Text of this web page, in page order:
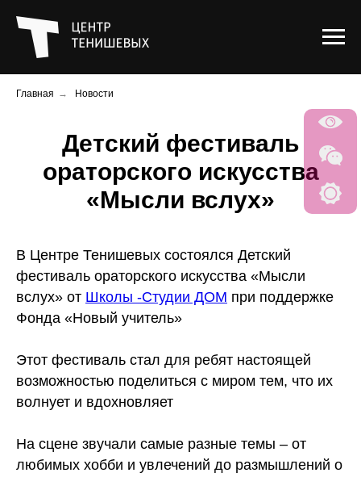
Главная → Новости
Детский фестиваль
ораторского искусства
«Мысли вслух»
В Центре Тенишевых состоялся Детский
фестиваль ораторского искусства «Мысли
вслух» от Школы -Студии ДОМ при поддержке
Фонда «Новый учитель»
Этот фестиваль стал для ребят настоящей
возможностью поделиться с миром тем, что их
волнует и вдохновляет
На сцене звучали самые разные темы – от
любимых хобби и увлечений до размышлений о